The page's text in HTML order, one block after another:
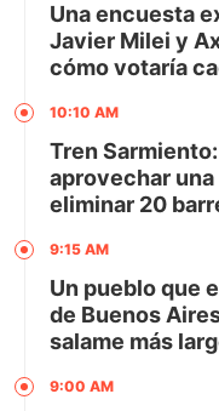
Una encuesta
Javier Milei y
cómo votaría
10:10 AM
Tren
aprovechar
eliminar 20
9:15 AM
Un pueblo que
de Buenos
salame más
9:00 AM